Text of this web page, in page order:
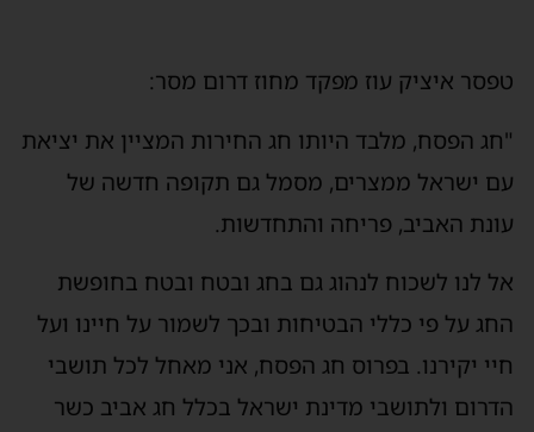
טפסר איציק עוז מפקד מחוז דרום מסר:
"חג הפסח, מלבד היותו חג החירות המציין את יציאת
עם ישראל ממצרים, מסמל גם תקופה חדשה של
עונת האביב, פריחה והתחדשות.
אל לנו לשכוח לנהוג גם בחג ובטח ובטח בחופשת
החג על פי כללי הבטיחות ובכך לשמור על חיינו ועל
חיי יקירנו. בפרוס חג הפסח, אני מאחל לכל תושבי
הדרום ולתושבי מדינת ישראל בכלל חג אביב כשר